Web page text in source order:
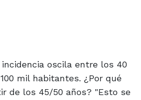
oscila entre los 40
mil habitantes. ¿Por qué
de los 45/50 años? "Esto se